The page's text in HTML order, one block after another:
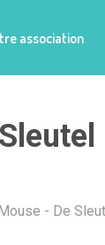
association
- De